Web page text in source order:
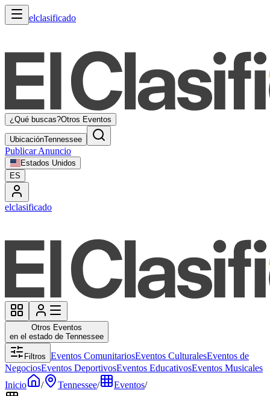
elclasificado
¿Qué buscas?Otros Eventos
UbicaciónTennessee
Publicar Anuncio
Estados Unidos
ES
elclasificado
Otros Eventos
en el estado de Tennessee
Filtros Eventos ComunitariosEventos CulturalesEventos de
NegociosEventos DeportivosEventos EducativosEventos Musicales
Inicio
/ Tennessee/ Eventos/